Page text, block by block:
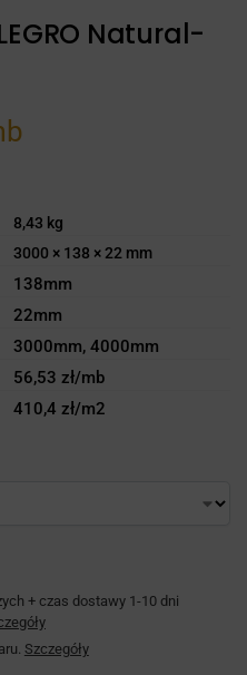
Natural-
8,43 kg
3000 × 138 × 22 mm
138mm
22mm
3000mm, 4000mm
56,53 zł/mb
410,4 zł/m2
+ czas dostawy 1-10 dni
Szczegóły